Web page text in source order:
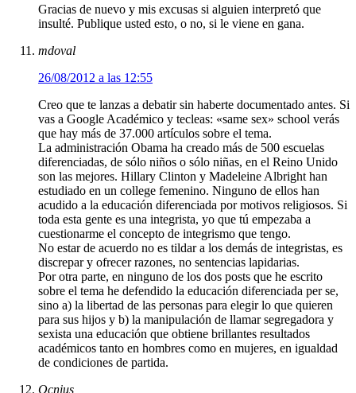
Gracias de nuevo y mis excusas si alguien interpretó que
insulté. Publique usted esto, o no, si le viene en gana.
mdoval
26/08/2012 a las 12:55
Creo que te lanzas a debatir sin haberte documentado antes. Si
vas a Google Académico y tecleas: «same sex» school verás
que hay más de 37.000 artículos sobre el tema.
La administración Obama ha creado más de 500 escuelas
diferenciadas, de sólo niños o sólo niñas, en el Reino Unido
son las mejores. Hillary Clinton y Madeleine Albright han
estudiado en un college femenino. Ninguno de ellos han
acudido a la educación diferenciada por motivos religiosos. Si
toda esta gente es una integrista, yo que tú empezaba a
cuestionarme el concepto de integrismo que tengo.
No estar de acuerdo no es tildar a los demás de integristas, es
discrepar y ofrecer razones, no sentencias lapidarias.
Por otra parte, en ninguno de los dos posts que he escrito
sobre el tema he defendido la educación diferenciada per se,
sino a) la libertad de las personas para elegir lo que quieren
para sus hijos y b) la manipulación de llamar segregadora y
sexista una educación que obtiene brillantes resultados
académicos tanto en hombres como en mujeres, en igualdad
de condiciones de partida.
Ocnius